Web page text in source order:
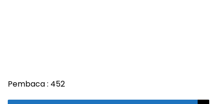
Pembaca : 452